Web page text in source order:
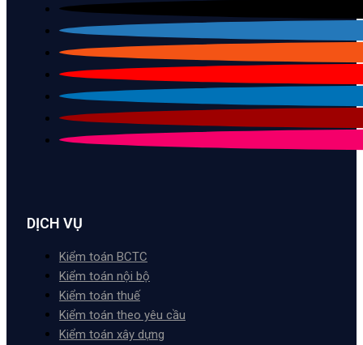
DỊCH VỤ
Kiểm toán BCTC
Kiểm toán nội bộ
Kiểm toán thuế
Kiểm toán theo yêu cầu
Kiểm toán xây dựng